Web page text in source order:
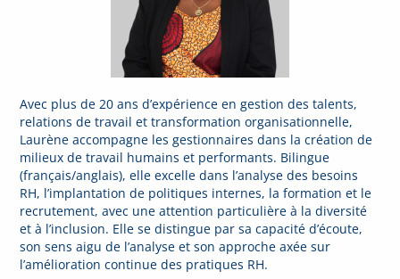
Avec plus de 20 ans d’expérience en gestion des talents,
relations de travail et transformation organisationnelle,
Laurène accompagne les gestionnaires dans la création de
milieux de travail humains et performants. Bilingue
(français/anglais), elle excelle dans l’analyse des besoins
RH, l’implantation de politiques internes, la formation et le
recrutement, avec une attention particulière à la diversité
et à l’inclusion. Elle se distingue par sa capacité d’écoute,
son sens aigu de l’analyse et son approche axée sur
l’amélioration continue des pratiques RH.